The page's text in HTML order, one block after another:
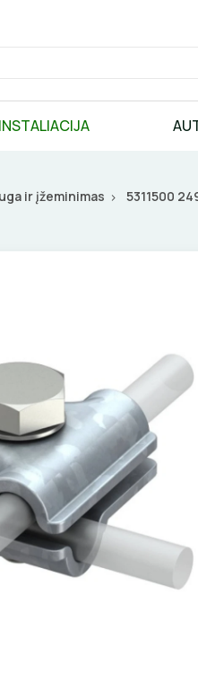
ir įžeminimas 5311500